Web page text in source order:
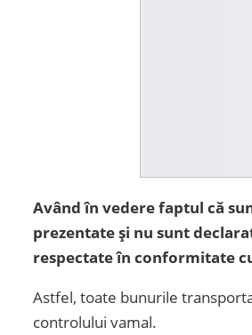
Având în vedere faptul că
prezentate și nu sunt
respectate în conformitate
Astfel, toate bunurile
controlului vamal.